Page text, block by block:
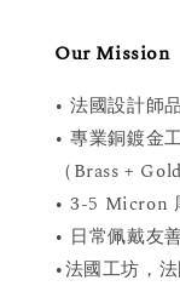
Our Mission
• 法國設計師
• 專業銅鍍金
（Brass +
• 3-5 Micron
• 日常佩戴友
•法國工坊，